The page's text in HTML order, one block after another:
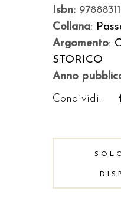
Isbn:
Collana:
Argomento:
STORICO
Anno
Condividi: